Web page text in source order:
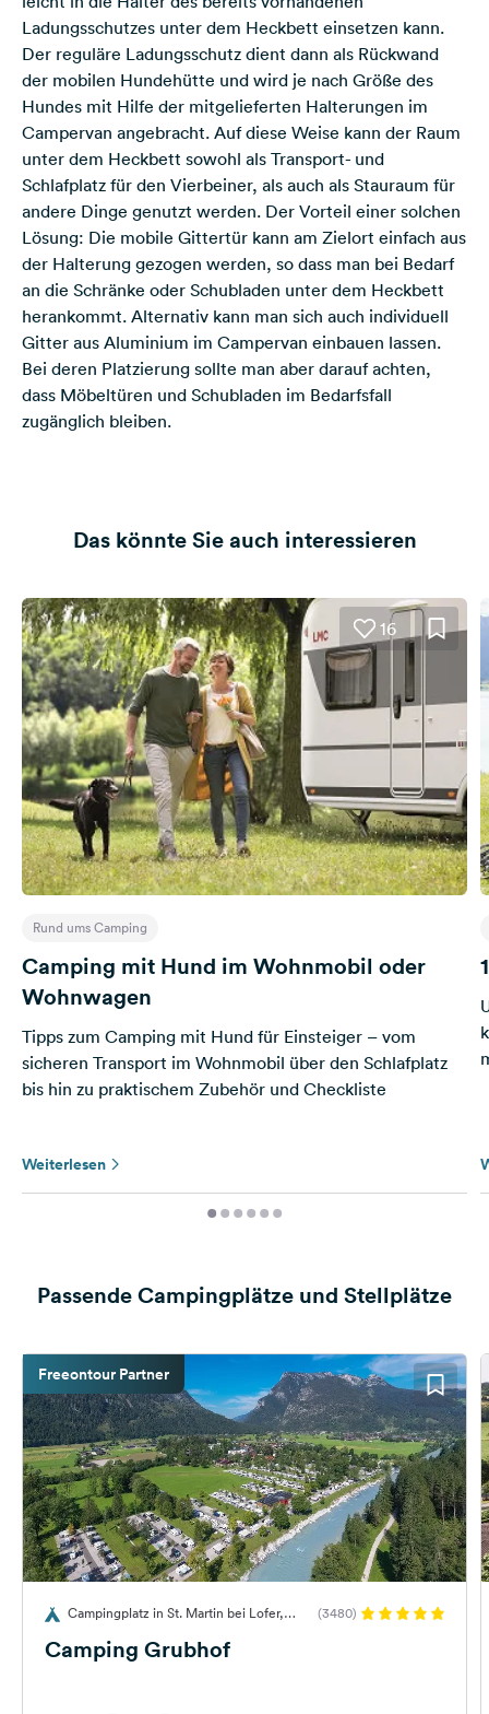
Ladungsschutzes unter dem Heckbett einsetzen kann.
Der reguläre Ladungsschutz dient dann als Rückwand
der mobilen Hundehütte und wird je nach Größe des
Hundes mit Hilfe der mitgelieferten Halterungen im
Campervan angebracht. Auf diese Weise kann der Raum
unter dem Heckbett sowohl als Transport- und
Schlafplatz für den Vierbeiner, als auch als Stauraum für
andere Dinge genutzt werden. Der Vorteil einer solchen
Lösung: Die mobile Gittertür kann am Zielort einfach aus
der Halterung gezogen werden, so dass man bei Bedarf
an die Schränke oder Schubladen unter dem Heckbett
herankommt. Alternativ kann man sich auch individuell
Gitter aus Aluminium im Campervan einbauen lassen.
Bei deren Platzierung sollte man aber darauf achten,
dass Möbeltüren und Schubladen im Bedarfsfall
zugänglich bleiben.
Das könnte Sie auch interessieren
16
Rund ums Camping
Camping mit Hund im Wohnmobil oder
Wohnwagen
Tipps zum Camping mit Hund für Einsteiger – vom
sicheren Transport im Wohnmobil über den Schlafplatz
bis hin zu praktischem Zubehör und Checkliste
Weiterlesen
Passende Campingplätze und Stellplätze
Freeontour Partner
(3480)
Camping Grubhof